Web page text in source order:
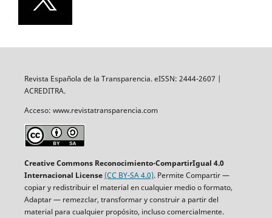
Revista Española de la Transparencia. eISSN: 2444-2607 |
ACREDITRA.
Acceso: www.revistatransparencia.com
Creative Commons Reconocimiento-CompartirIgual 4.0
Internacional License(CC BY-SA 4.0). Permite Compartir —
copiar y redistribuir el material en cualquier medio o formato,
Adaptar — remezclar, transformar y construir a partir del
material para cualquier propósito, incluso comercialmente.